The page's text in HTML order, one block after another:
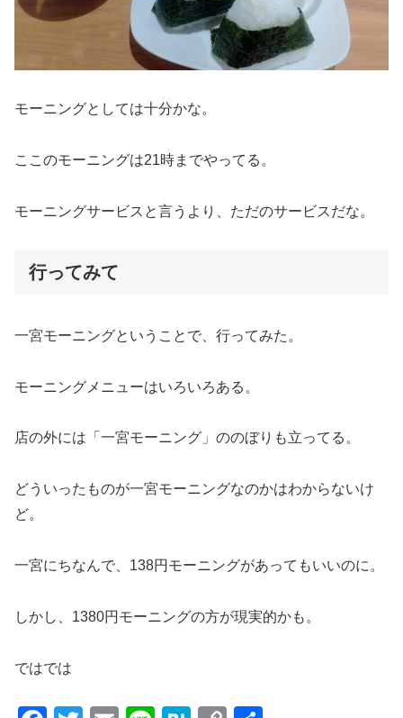
モーニングとしては十分かな。
ここのモーニングは21時までやってる。
モーニングサービスと言うより、ただのサービスだな。
行ってみて
一宮モーニングということで、行ってみた。
モーニングメニューはいろいろある。
店の外には「一宮モーニング」ののぼりも立ってる。
どういったものが一宮モーニングなのかはわからないけ
ど。
一宮にちなんで、138円モーニングがあってもいいのに。
しかし、1380円モーニングの方が現実的かも。
ではでは